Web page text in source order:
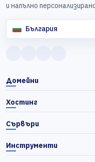
и напълно
България
Домейни
Хостинг
Сървъри
Инструменти